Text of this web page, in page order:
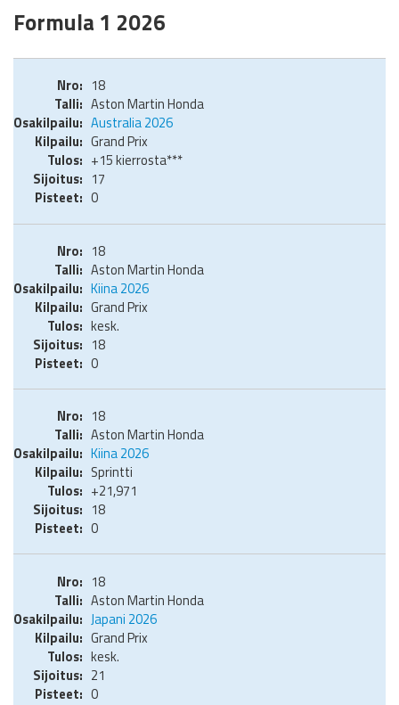
Formula 1 2026
18
Aston Martin Honda
Australia 2026
Grand Prix
+15 kierrosta***
17
0
18
Aston Martin Honda
Kiina 2026
Grand Prix
kesk.
18
0
18
Aston Martin Honda
Kiina 2026
Sprintti
+21,971
18
0
18
Aston Martin Honda
Japani 2026
Grand Prix
kesk.
21
0